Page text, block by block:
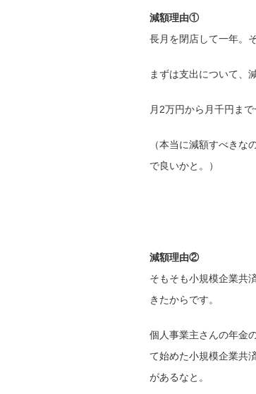
減額理由①
長月を閉店して一年。
まずは支出について、
月2万円から月千円まで
（本当に減額すべき
で良いかと。）
減額理由②
そもそも小規模企業共
きたからです。
個人事業主さんの年金
て始めた小規模企業共
があるなと。